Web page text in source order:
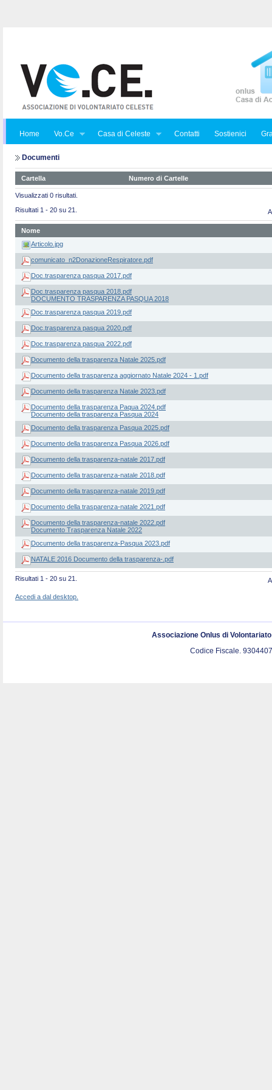
Home Vo.Ce Casa di Celeste Contatti Sostienici
Documenti
Cartella Numero di Cartelle
Visualizzati 0 risultati.
Risultati 1 - 20 su 21.
Nome
Articolo.jpg
comunicato_n2DonazioneRespiratore.pdf
Doc.trasparenza pasqua 2017.pdf
Doc.trasparenza pasqua 2018.pdf
DOCUMENTO TRASPARENZA PASQUA 2018
Doc.trasparenza pasqua 2019.pdf
Doc.trasparenza pasqua 2020.pdf
Doc.trasparenza pasqua 2022.pdf
Documento della trasparenza Natale 2025.pdf
Documento della trasparenza aggiornato Natale 2024 - 1.pdf
Documento della trasparenza Natale 2023.pdf
Documento della trasparenza Paqua 2024.pdf
Documento della trasparenza Pasqua 2024
Documento della trasparenza Pasqua 2025.pdf
Documento della trasparenza Pasqua 2026.pdf
Documento della trasparenza-natale 2017.pdf
Documento della trasparenza-natale 2018.pdf
Documento della trasparenza-natale 2019.pdf
Documento della trasparenza-natale 2021.pdf
Documento della trasparenza-natale 2022.pdf
Documento Trasparenza Natale 2022
Documento della trasparenza-Pasqua 2023.pdf
NATALE 2016 Documento della trasparenza-.pdf
Risultati 1 - 20 su 21.
Accedi a dal desktop.
Associazione Onlus di
Codice Fiscale.